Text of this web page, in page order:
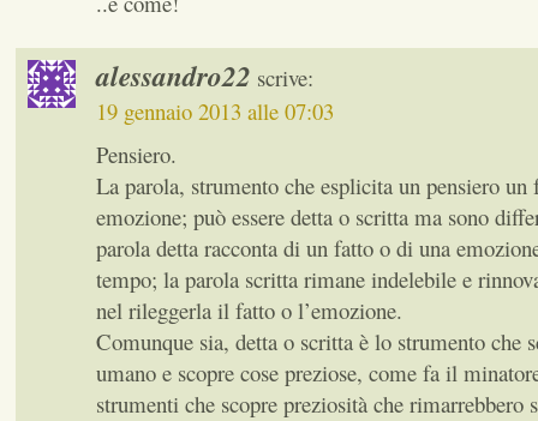
alessandro22 scrive:
19 gennaio 2013 alle 07:03
Pensiero.
La parola, strumento che esplicita un pensiero un
emozione; può essere detta o scritta ma sono
parola detta racconta di un fatto o di una
tempo; la parola scritta rimane indelebile e
nel rileggerla il fatto o l’emozione.
Comunque sia, detta o scritta è lo strumento che
umano e scopre cose preziose, come fa il
strumenti che scopre preziosità che rimarrebbero